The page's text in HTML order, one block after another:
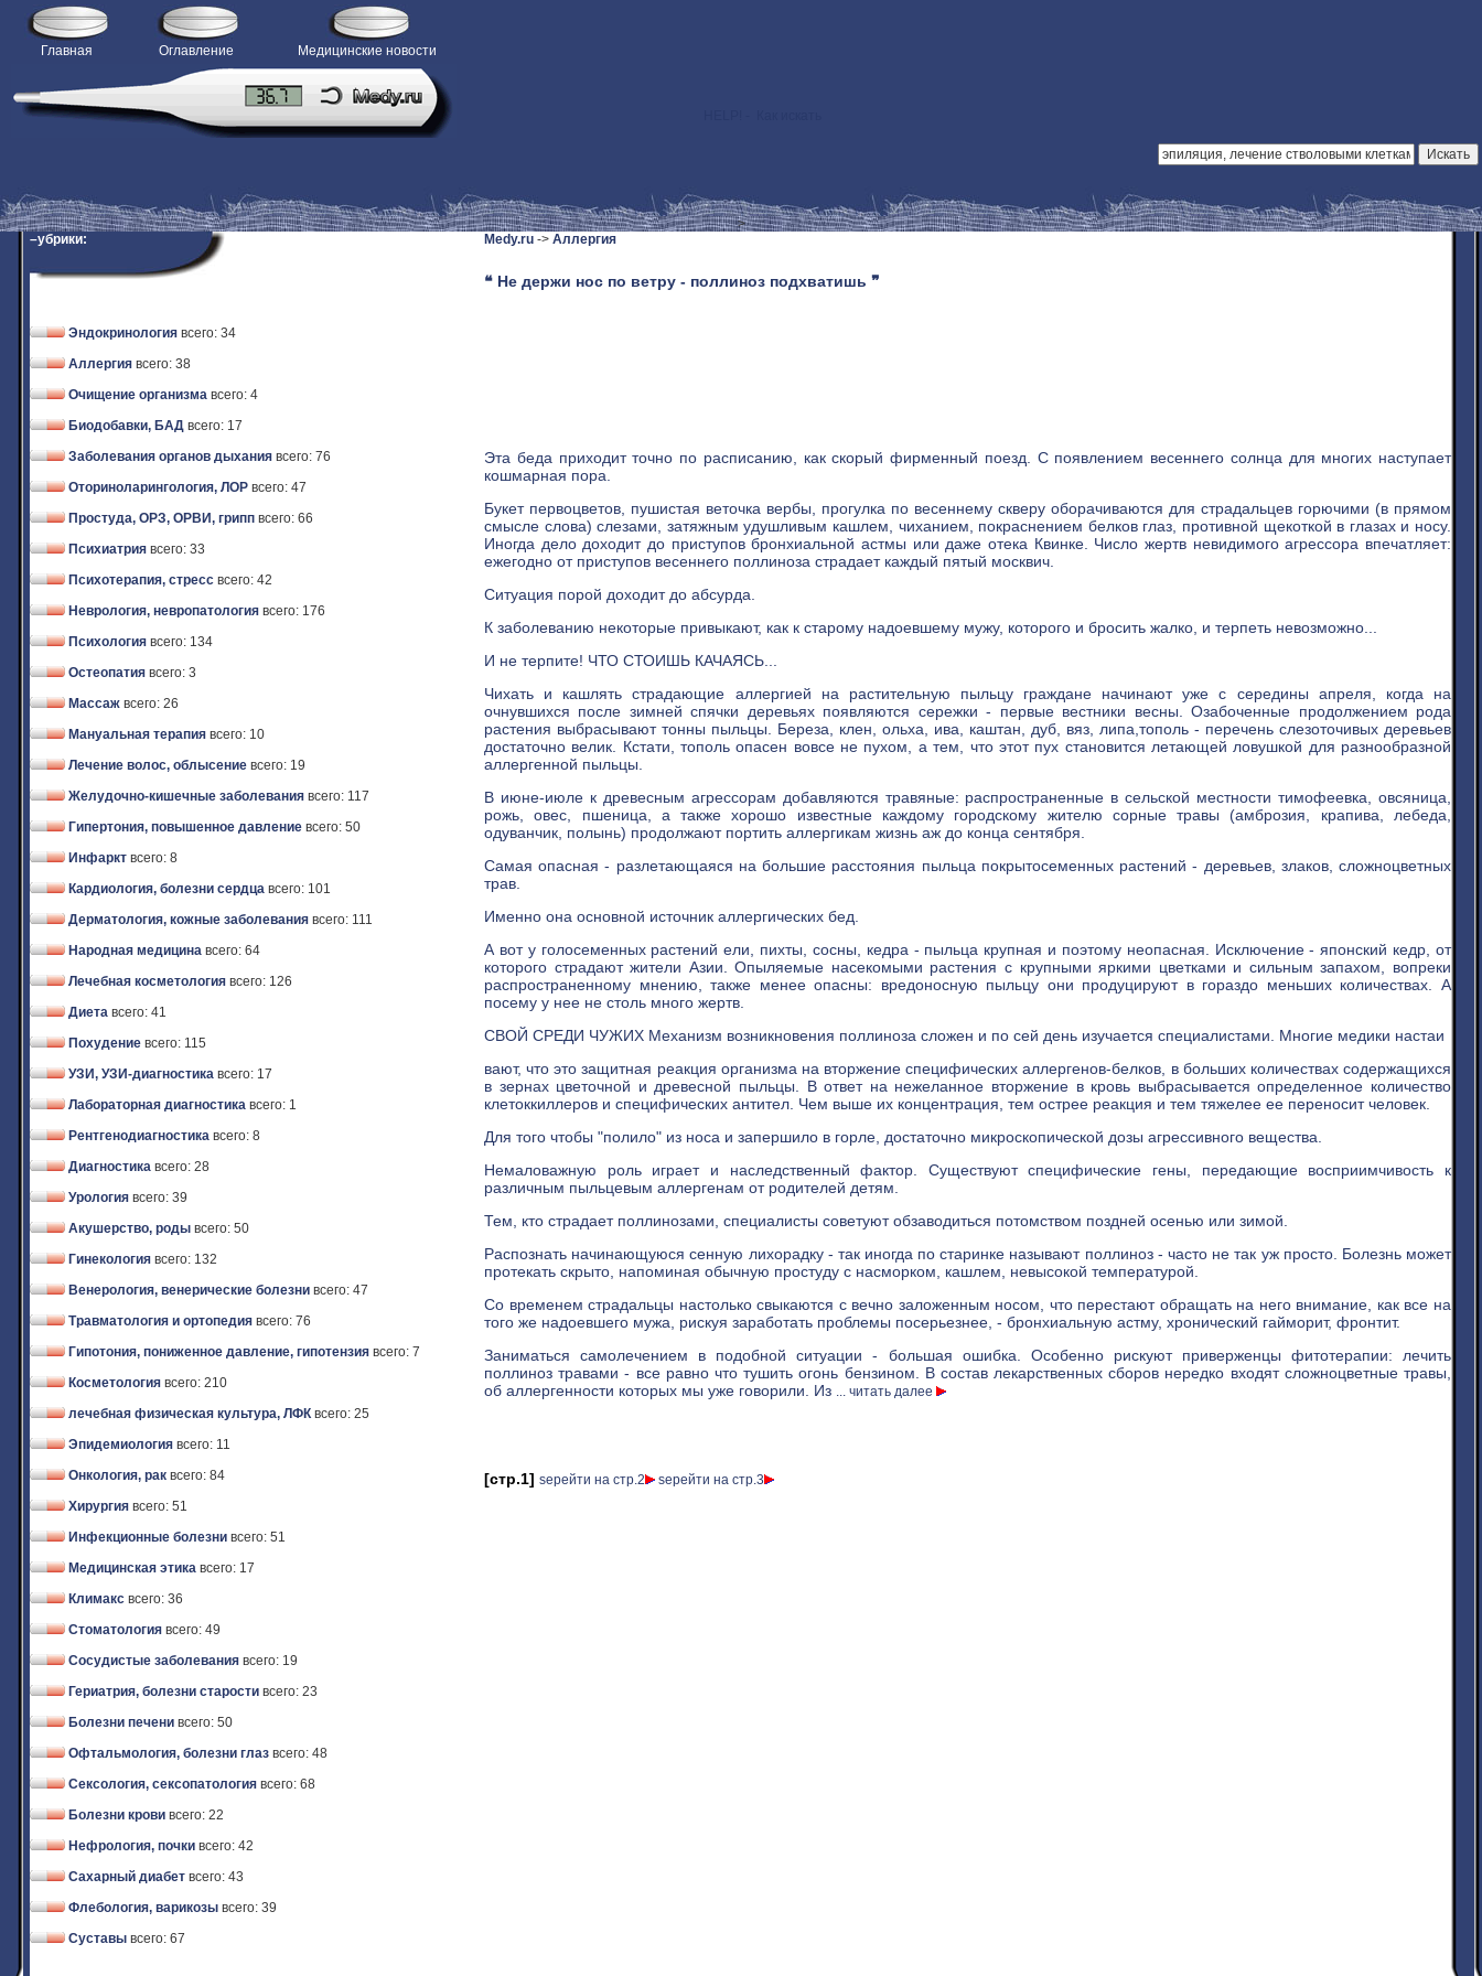
Главная Оглавление Медицинские новости
>
–убрики:
Эндокринология всего: 34
Аллергия всего: 38
Очищение организма всего: 4
Биодобавки, БАД всего: 17
Заболевания органов дыхания всего: 76
Оториноларингология, ЛОР всего: 47
Простуда, ОРЗ, ОРВИ, грипп всего: 66
Психиатрия всего: 33
Психотерапия, стресс всего: 42
Неврология, невропатология всего: 176
Психология всего: 134
Остеопатия всего: 3
Массаж всего: 26
Мануальная терапия всего: 10
Лечение волос, облысение всего: 19
Желудочно-кишечные заболевания всего: 117
Гипертония, повышенное давление всего: 50
Инфаркт всего: 8
Кардиология, болезни сердца всего: 101
Дерматология, кожные заболевания всего: 111
Народная медицина всего: 64
Лечебная косметология всего: 126
Диета всего: 41
Похудение всего: 115
УЗИ, УЗИ-диагностика всего: 17
Лабораторная диагностика всего: 1
Рентгенодиагностика всего: 8
Диагностика всего: 28
Урология всего: 39
Акушерство, роды всего: 50
Гинекология всего: 132
Венерология, венерические болезни всего: 47
Травматология и ортопедия всего: 76
Гипотония, пониженное давление, гипотензия всего: 7
Косметология всего: 210
лечебная физическая культура, ЛФК всего: 25
Эпидемиология всего: 11
Онкология, рак всего: 84
Хирургия всего: 51
Инфекционные болезни всего: 51
Медицинская этика всего: 17
Климакс всего: 36
Стоматология всего: 49
Сосудистые заболевания всего: 19
Гериатрия, болезни старости всего: 23
Болезни печени всего: 50
Офтальмология, болезни глаз всего: 48
Сексология, сексопатология всего: 68
Болезни крови всего: 22
Нефрология, почки всего: 42
Сахарный диабет всего: 43
Флебология, варикозы всего: 39
Суставы всего: 67
Medy.ru -> Аллергия
❝ Не держи нос по ветру - поллиноз подхватишь ❞
Эта беда приходит точно по расписанию, как скорый фирменный поезд. С появлением весеннего солнца для многих наступает
кошмарная пора.
Букет первоцветов, пушистая веточка вербы, прогулка по весеннему скверу оборачиваются для страдальцев горючими (в прямом
смысле слова) слезами, затяжным удушливым кашлем, чиханием, покраснением белков глаз, противной щекоткой в глазах и носу.
Иногда дело доходит до приступов бронхиальной астмы или даже отека Квинке. Число жертв невидимого агрессора впечатляет:
ежегодно от приступов весеннего поллиноза страдает каждый пятый москвич.
Ситуация порой доходит до абсурда.
К заболеванию некоторые привыкают, как к старому надоевшему мужу, которого и бросить жалко, и терпеть невозможно...
И не терпите! ЧТО СТОИШЬ КАЧАЯСЬ...
Чихать и кашлять страдающие аллергией на растительную пыльцу граждане начинают уже с середины апреля, когда на
очнувшихся после зимней спячки деревьях появляются сережки - первые вестники весны. Озабоченные продолжением рода
растения выбрасывают тонны пыльцы. Береза, клен, ольха, ива, каштан, дуб, вяз, липа,тополь - перечень слезоточивых деревьев
достаточно велик. Кстати, тополь опасен вовсе не пухом, а тем, что этот пух становится летающей ловушкой для разнообразной
аллергенной пыльцы.
В июне-июле к древесным агрессорам добавляются травяные: распространенные в сельской местности тимофеевка, овсяница,
рожь, овес, пшеница, а также хорошо известные каждому городскому жителю сорные травы (амброзия, крапива, лебеда,
одуванчик, полынь) продолжают портить аллергикам жизнь аж до конца сентября.
Самая опасная - разлетающаяся на большие расстояния пыльца покрытосеменных растений - деревьев, злаков, сложноцветных
трав.
Именно она основной источник аллергических бед.
А вот у голосеменных растений ели, пихты, сосны, кедра - пыльца крупная и поэтому неопасная. Исключение - японский кедр, от
которого страдают жители Азии. Опыляемые насекомыми растения с крупными яркими цветками и сильным запахом, вопреки
распространенному мнению, также менее опасны: вредоносную пыльцу они продуцируют в гораздо меньших количествах. А
посему у нее не столь много жертв.
СВОЙ СРЕДИ ЧУЖИХ Механизм возникновения поллиноза сложен и по сей день изучается специалистами. Многие медики настаи
вают, что это защитная реакция организма на вторжение специфических аллергенов-белков, в больших количествах содержащихся
в зернах цветочной и древесной пыльцы. В ответ на нежеланное вторжение в кровь выбрасывается определенное количество
клетоккиллеров и специфических антител. Чем выше их концентрация, тем острее реакция и тем тяжелее ее переносит человек.
Для того чтобы "полило" из носа и запершило в горле, достаточно микроскопической дозы агрессивного вещества.
Немаловажную роль играет и наследственный фактор. Существуют специфические гены, передающие восприимчивость к
различным пыльцевым аллергенам от родителей детям.
Тем, кто страдает поллинозами, специалисты советуют обзаводиться потомством поздней осенью или зимой.
Распознать начинающуюся сенную лихорадку - так иногда по старинке называют поллиноз - часто не так уж просто. Болезнь может
протекать скрыто, напоминая обычную простуду с насморком, кашлем, невысокой температурой.
Со временем страдальцы настолько свыкаются с вечно заложенным носом, что перестают обращать на него внимание, как все на
того же надоевшего мужа, рискуя заработать проблемы посерьезнее, - бронхиальную астму, хронический гайморит, фронтит.
Заниматься самолечением в подобной ситуации - большая ошибка. Особенно рискуют приверженцы фитотерапии: лечить
поллиноз травами - все равно что тушить огонь бензином. В состав лекарственных сборов нередко входят сложноцветные травы,
об аллергенности которых мы уже говорили. Из
... читать далее
[стр.1] ѕерейти на стр.2 ѕерейти на стр.3